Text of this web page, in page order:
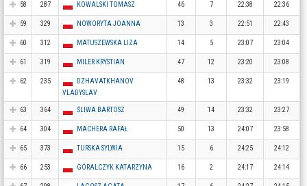
58 287 KOWALSKI TOMASZ 46 7 22:38 22:36
59 329 NOWORYTA JOANNA 13 3 22:51 22:43
60 312 MATUSZEWSKA LIZA 14 5 23:07 23:04
61 319 MILER KRYSTIAN 47 12 23:20 23:08
62 235
DZHAVATKHANOV
VLADYSLAV
48 13 23:32 23:19
63 364 ŚLIWA BARTOSZ 49 14 23:32 23:27
64 304 MACHERA RAFAŁ 50 13 24:07 23:58
65 373 TURSKA SYLWIA 15 6 24:25 24:12
66 253 GÓRALCZYK KATARZYNA 16 2 24:17 24:14